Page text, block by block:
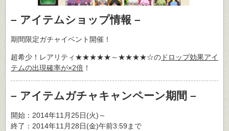
– アイテムショップ情報 –
期間限定ガチャイベント開催！
超希少！レアリティ★★★★★～★★★★☆の ドロップ効果アイ
テムの出現確率が×2倍 ！
– アイテムガチャキャンペーン期間 –
開始：2014年11月25日(火)～
終了：2014年11月28日(金)午前3:59まで